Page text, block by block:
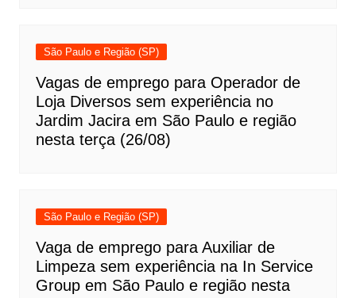
São Paulo e Região (SP)
Vagas de emprego para Operador de
Loja Diversos sem experiência no
Jardim Jacira em São Paulo e região
nesta terça (26/08)
São Paulo e Região (SP)
Vaga de emprego para Auxiliar de
Limpeza sem experiência na In Service
Group em São Paulo e região nesta